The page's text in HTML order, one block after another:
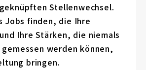
Stellenwechsel.
Jobs finden, die Ihre
Ihre Stärken, die niemals
werden können,
bringen.